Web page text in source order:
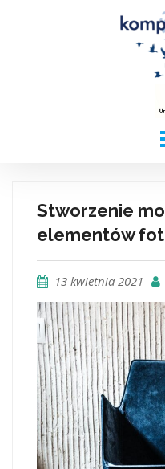
Stworzenie
elementów
13 kwietnia 2021